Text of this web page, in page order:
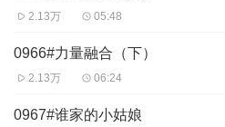
2.13万 05:48
0966#力量融合（下）
2.13万 06:24
0967#谁家的小姑娘